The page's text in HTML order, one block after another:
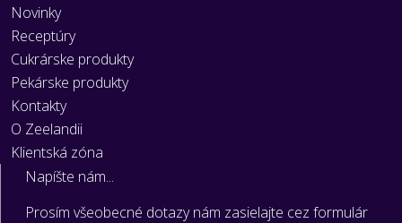
Novinky
Receptúry
Cukrárske produkty
Pekárske produkty
Kontakty
O Zeelandii
Klientská zóna
Napíšte nám...
Prosím všeobecné dotazy nám zasielajte cez formulár